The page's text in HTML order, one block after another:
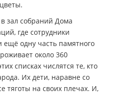
зал собраний Дома
где сотрудники
ещё одну часть памятного
около 360
списках числятся те, кто
Их дети, наравне со
тяготы на своих плечах. И,